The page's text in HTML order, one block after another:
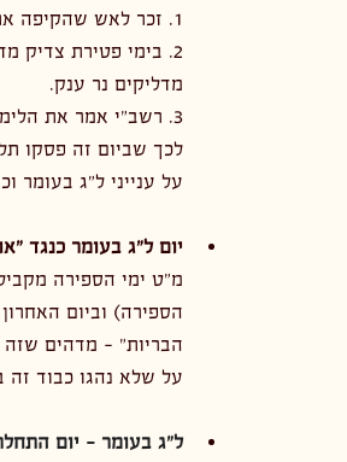
1. זכר לאש שהקיפה את הבית של רבי שמעון ביום פטירתו
2. בימי פטירת צדיק
מדליקים נר ענק.
3. רשב"י אמר את
לכך שביום זה פסקו
על ענייני ל"ג בעומר
יום ל"ג בעומר כנגד
מ"ט ימי הספירה
הספירה) וביום
הבריות" - מדהים שזה
על שלא נהגו כבוד זה
ל"ג בעומר - יום